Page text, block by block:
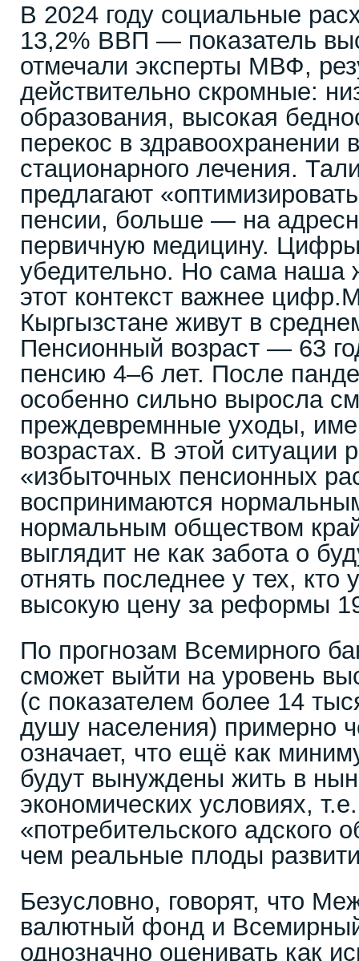
В 2024 году социальные
13,2% ВВП — показатель
отмечали эксперты МВФ,
действительно скромные:
образования, высокая
перекос в здравоохранении
стационарного лечения.
предлагают
пенсии, больше — на
первичную медицину.
убедительно. Но сама наша
этот контекст важнее
Кыргызстане живут в
Пенсионный возраст — 63
пенсию 4–6 лет. После
особенно сильно выросла
преждевремнные уходы,
возрастах. В этой ситуации
«избыточных пенсионных
воспринимаются
нормальным обществом
выглядит не как забота о
отнять последнее у тех,
высокую цену за реформы
По прогнозам Всемирного
сможет выйти на уровень
(с показателем более 14
душу населения) примерно
означает, что ещё как
будут вынуждены жить в
экономических условиях,
«потребительского адского
чем реальные плоды
Безусловно, говорят, что
валютный фонд и
однозначно оценивать как